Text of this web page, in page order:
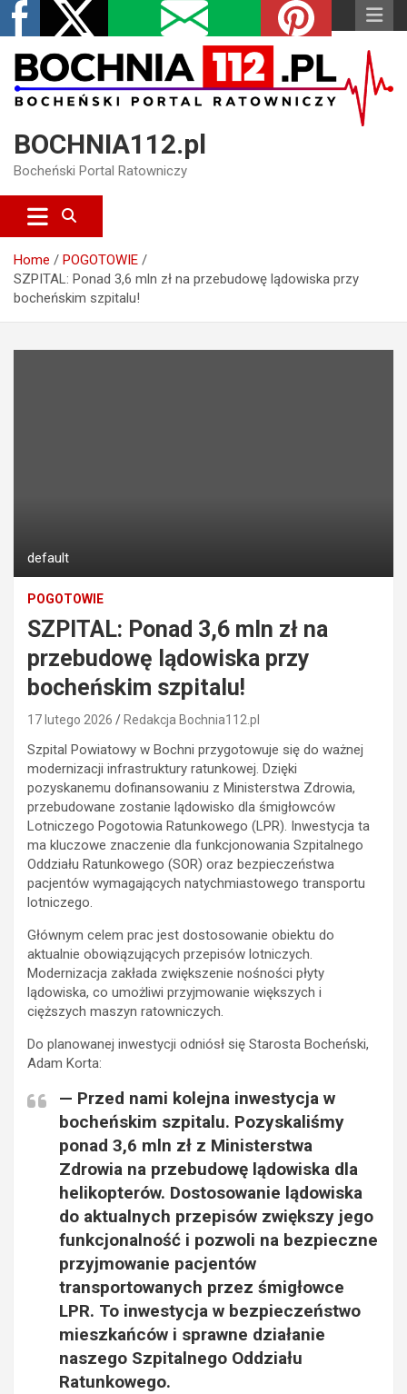
e
t
piątek, 7 sierpnia, 2026
BOCHNIA112.pl
Bocheński Portal Ratowniczy
Home
POGOTOWIE
SZPITAL: Ponad 3,6 mln zł na przebudowę lądowiska przy
bocheńskim szpitalu!
default
POGOTOWIE
SZPITAL: Ponad 3,6 mln zł na
przebudowę lądowiska przy
bocheńskim szpitalu!
17 lutego 2026 Redakcja Bochnia112.pl
Szpital Powiatowy w Bochni przygotowuje się do ważnej
modernizacji infrastruktury ratunkowej. Dzięki
pozyskanemu dofinansowaniu z Ministerstwa Zdrowia,
przebudowane zostanie lądowisko dla śmigłowców
Lotniczego Pogotowia Ratunkowego (LPR). Inwestycja ta
ma kluczowe znaczenie dla funkcjonowania Szpitalnego
Oddziału Ratunkowego (SOR) oraz bezpieczeństwa
pacjentów wymagających natychmiastowego transportu
lotniczego.
Głównym celem prac jest dostosowanie obiektu do
aktualnie obowiązujących przepisów lotniczych.
Modernizacja zakłada zwiększenie nośności płyty
lądowiska, co umożliwi przyjmowanie większych i
cięższych maszyn ratowniczych.
Do planowanej inwestycji odniósł się Starosta Bocheński,
Adam Korta:
— Przed nami kolejna inwestycja w
bocheńskim szpitalu. Pozyskaliśmy
ponad 3,6 mln zł z Ministerstwa
Zdrowia na przebudowę lądowiska dla
helikopterów. Dostosowanie lądowiska
do aktualnych przepisów zwiększy jego
funkcjonalność i pozwoli na bezpieczne
przyjmowanie pacjentów
transportowanych przez śmigłowce
LPR. To inwestycja w bezpieczeństwo
mieszkańców i sprawne działanie
naszego Szpitalnego Oddziału
Ratunkowego.